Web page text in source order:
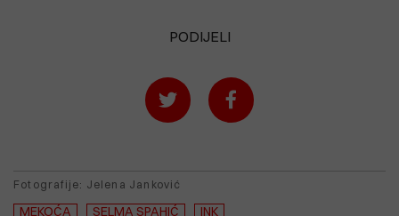
PODIJELI
Fotografije: Jelena Janković
MEKOĆA SELMA SPAHIĆ INK